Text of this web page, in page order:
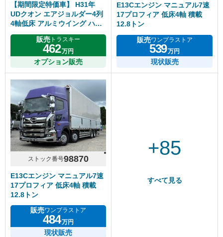
【期間限定特価車】 H31年
UDクオン エアジョルダー4列
4軸低床 アルミウイング ハイ
ルーフ リアエアサス アルミホ
イール エスコット
販売 トラスキー
462万円
オプション販売
E13Cエンジン マニュアル7速
17プロフィア 低床4軸 積載
12.8トン
販売ワンプラストア
539万円
現状販売
ストック番号98870
E13Cエンジン マニュアル7速
17プロフィア 低床4軸 積載
12.8トン
販売ワンプラストア
484万円
現状販売
+85
すべて見る